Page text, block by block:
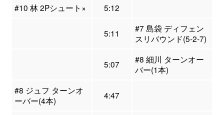
#10 林 2Pシュート× 5:12
5:11
#7 島袋 ディフェン
スリバウンド(5-2-7)
5:07
#8 細川 ターンオー
バー(1本)
#8 ジュフ ターンオ
ーバー(4本)
4:47